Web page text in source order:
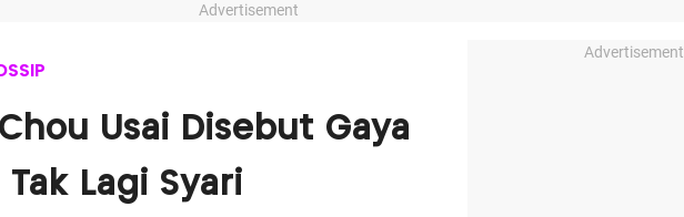
Advertisement
Usai Disebut Gaya
Lagi Syari
Advertisement